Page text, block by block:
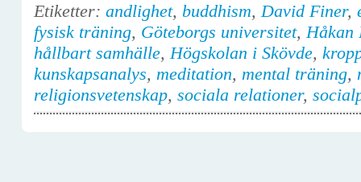
Etiketter: andlighet, buddhism,David Finer,
fysisk träning, Göteborgs universitet,Håkan
hållbart samhälle,Högskolan i Skövde,
kunskapsanalys, meditation, mental träning,
religionsvetenskap, sociala relationer,